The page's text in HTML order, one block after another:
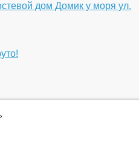
дом Домик у моря ул.